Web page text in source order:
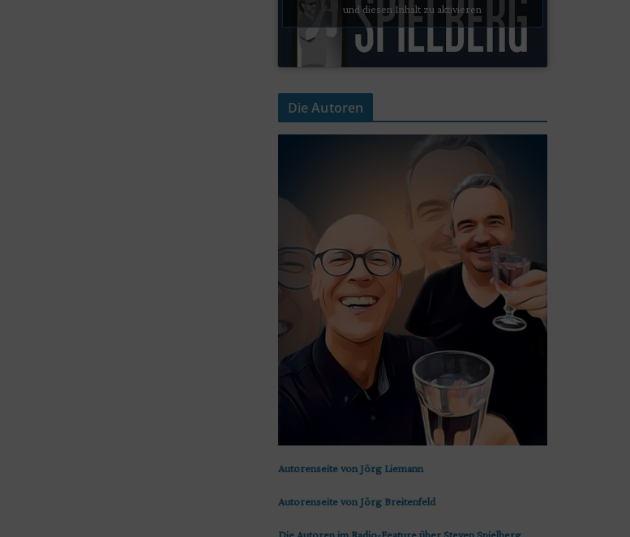
und diesen Inhalt zu aktivieren
Die Autoren
Autorenseite von Jörg Liemann
Autorenseite von Jörg Breitenfeld